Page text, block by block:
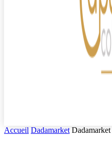
Accueil Dadamarket Dadamarket